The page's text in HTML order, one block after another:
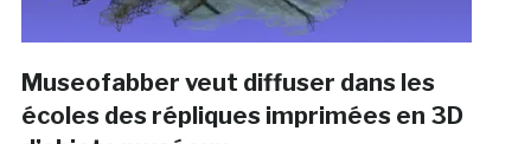
Museofabber veut diffuser dans les
écoles des répliques imprimées en 3D